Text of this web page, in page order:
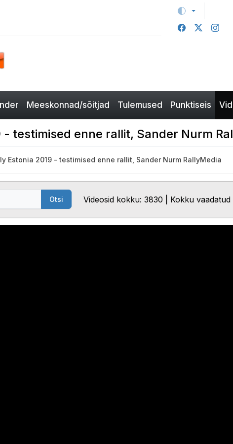
Meeskonnad/sõitjad Tulemused Punktiseis
- testimised enne rallit, Sander Nurm
Estonia 2019 - testimised enne rallit, Sander Nurm RallyMedia
Otsi Videosid kokku: 3830 | Kokku